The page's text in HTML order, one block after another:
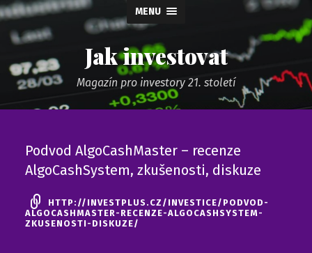
MENU
Jak investovat
Magazín pro investory 21. století
Podvod AlgoCashMaster – recenze
AlgoCashSystem, zkušenosti, diskuze
HTTP://INVESTPLUS.CZ/INVESTICE/PODVOD-
ALGOCASHMASTER-RECENZE-ALGOCASHSYSTEM-
ZKUSENOSTI-DISKUZE/